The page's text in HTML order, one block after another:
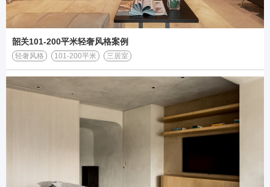
韶关101-200平米轻奢风格案例
轻奢风格 101-200平米 三居室